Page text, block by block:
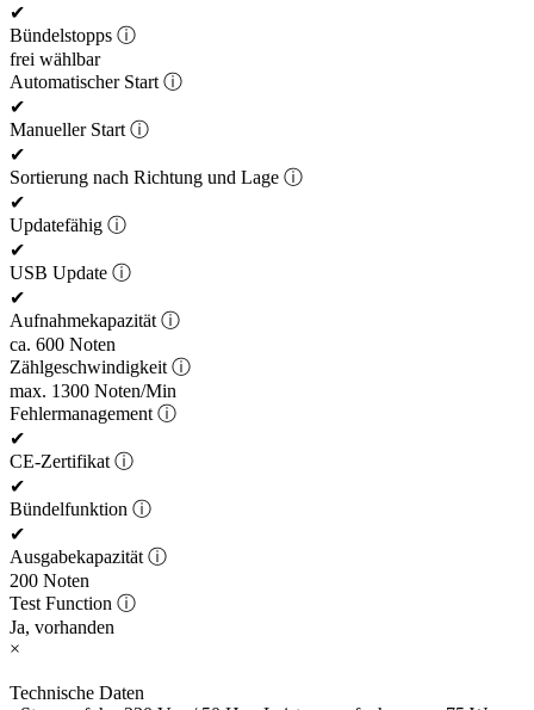
✔
Bündelstopps ⓘ
frei wählbar
Automatischer Start ⓘ
✔
Manueller Start ⓘ
✔
Sortierung nach Richtung und Lage ⓘ
✔
Updatefähig ⓘ
✔
USB Update ⓘ
✔
Aufnahmekapazität ⓘ
ca. 600 Noten
Zählgeschwindigkeit ⓘ
max. 1300 Noten/Min
Fehlermanagement ⓘ
✔
CE-Zertifikat ⓘ
✔
Bündelfunktion ⓘ
✔
Ausgabekapazität ⓘ
200 Noten
Test Function ⓘ
Ja, vorhanden
×
Technische Daten